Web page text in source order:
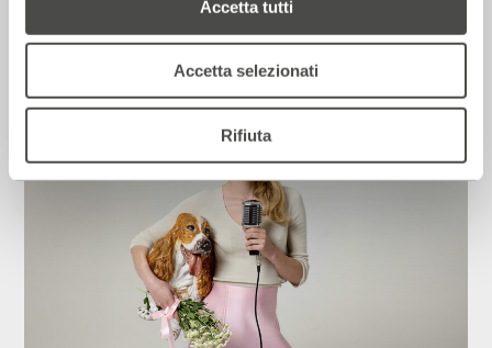
Accetta tutti
Accetta selezionati
Rifiuta